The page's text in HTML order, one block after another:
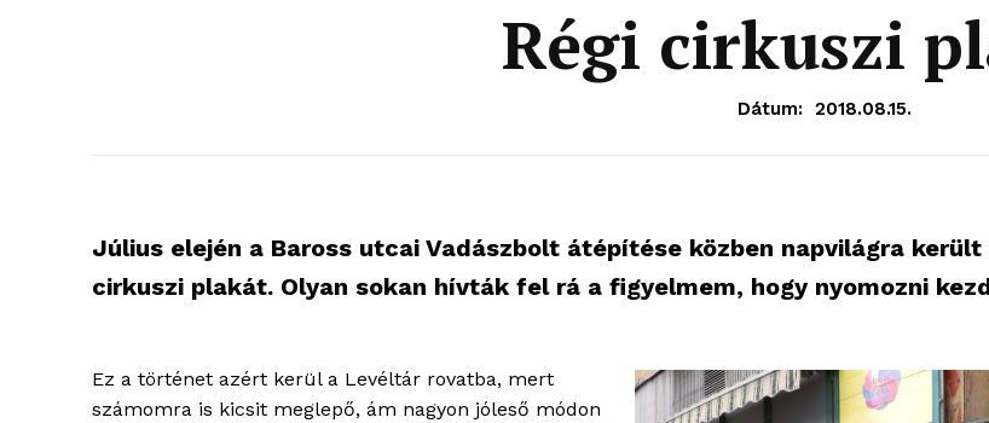
Régi cirkuszi
Dátum: 2018.08.15.
Július elején a Baross utcai Vadászbolt átépítése közben napvilágra került
cirkuszi plakát. Olyan sokan hívták fel rá a figyelmem, hogy nyomozni
Ez a történet azért kerül a Levéltár rovatba, mert
számomra is kicsit meglepő, ám nagyon jóleső módon